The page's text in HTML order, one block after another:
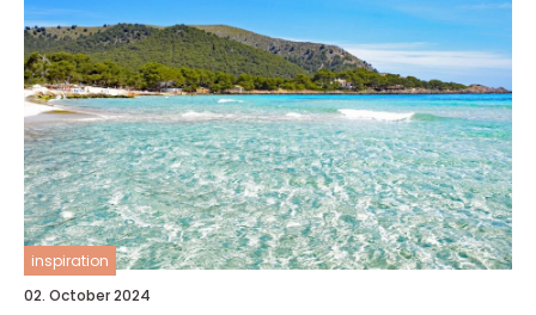
inspiration
02. October 2024